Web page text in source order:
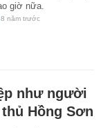
giờ nữa.
8 năm trước
như người
Hồng Sơn